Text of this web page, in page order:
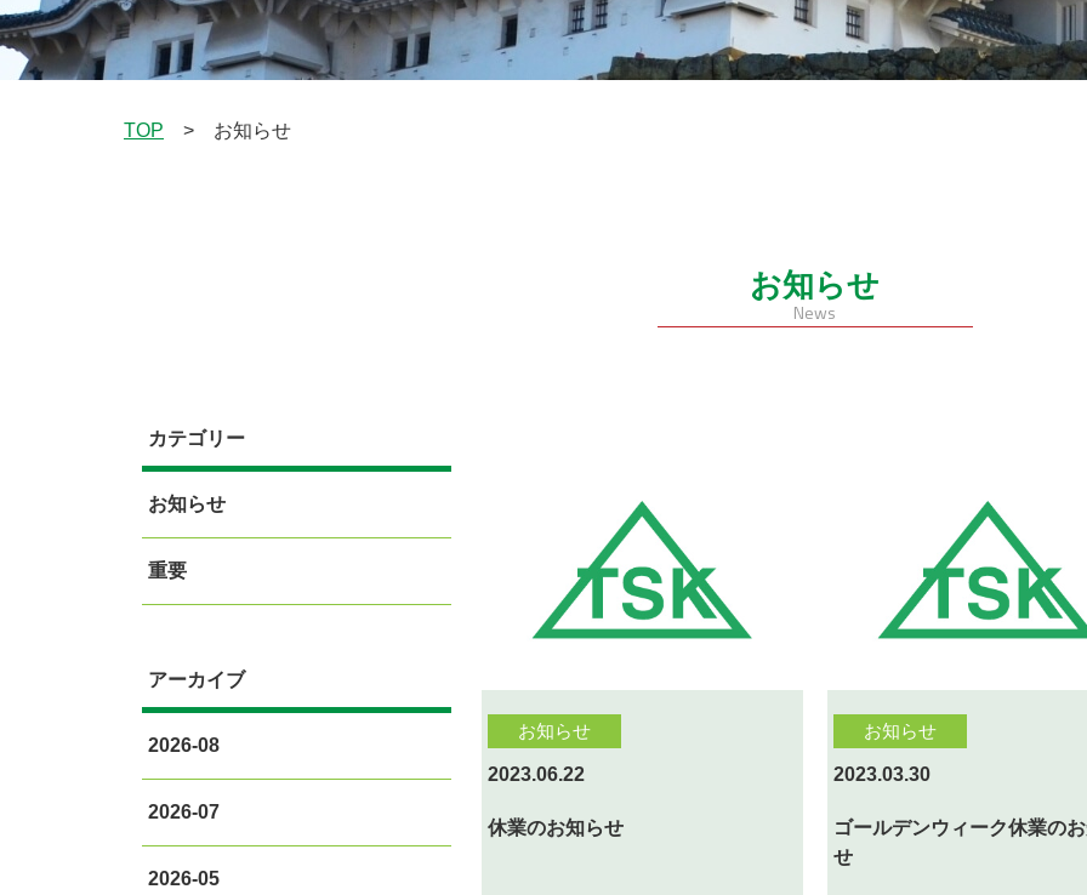
TOP > お知らせ
お知らせ
News
お知らせ
2023.06.22
休業のお知らせ
お知らせ
2023.03.30
ゴールデンウィーク休業の
せ
カテゴリー
お知らせ
重要
アーカイブ
2026-08
2026-07
2026-05